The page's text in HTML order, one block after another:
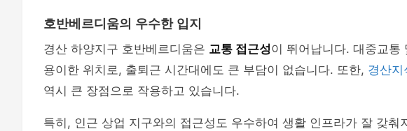
호반베르디움의 우수한 입지
경산 하양지구 호반베르디움은 교통 접근성이 뛰어납니다. 대중교통
용이한 위치로, 출퇴근 시간대에도 큰 부담이 없습니다. 또한, 경산지
역시 큰 장점으로 작용하고 있습니다.
특히, 인근 상업 지구와의 접근성도 우수하여 생활 인프라가 잘 갖춰